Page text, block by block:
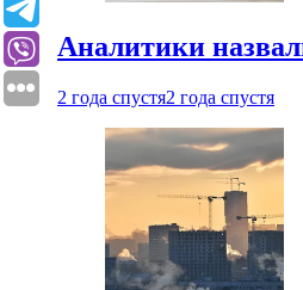
Аналитики
2 года спустя2 года спустя